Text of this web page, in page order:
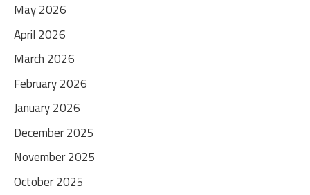
May 2026
April 2026
March 2026
February 2026
January 2026
December 2025
November 2025
October 2025